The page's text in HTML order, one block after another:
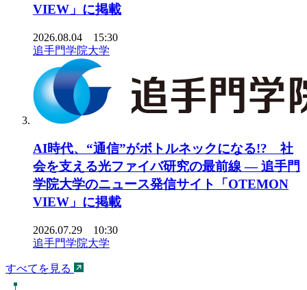
VIEW」に掲載
2026.08.04 15:30
追手門学院大学
AI時代、“通信”がボトルネックになる!? 社
会を支える光ファイバ研究の最前線 ― 追手門
学院大学のニュース発信サイト「OTEMON
VIEW」に掲載
2026.07.29 10:30
追手門学院大学
すべてを見る